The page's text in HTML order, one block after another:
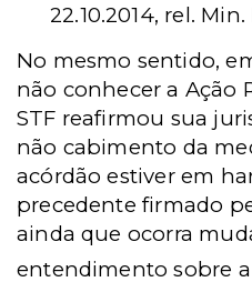
22.10.2014, rel.
No mesmo sentido,
não conhecer a Ação
STF reafirmou sua
não cabimento da
acórdão estiver em
precedente firmado
ainda que ocorra
entendimento sobre